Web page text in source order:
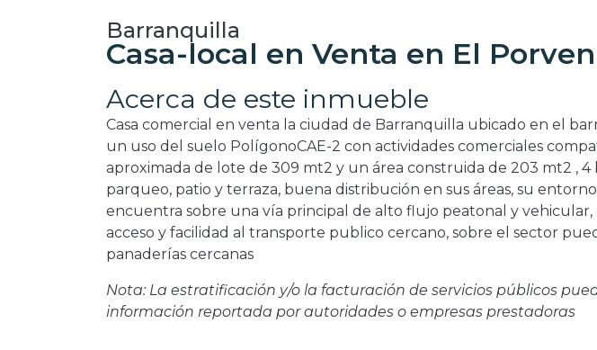
Barranquilla
Casa-local en Venta en El
Acerca de este inmueble
Casa comercial en venta la ciudad de Barranquilla ubicado en el
un uso del suelo PolígonoCAE-2 con actividades comerciales
aproximada de lote de 309 mt2 y un área construida de 203 mt2 , 4
parqueo, patio y terraza, buena distribución en sus áreas, su
encuentra sobre una vía principal de alto flujo peatonal y vehicular,
acceso y facilidad al transporte publico cercano, sobre el sector
panaderías cercanas
Nota: La estratificación y/o la facturación de servicios públicos
información reportada por autoridades o empresas prestadoras